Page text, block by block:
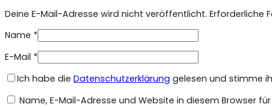
Deine E-Mail-Adresse wird nicht veröffentlicht. Erforderliche
Name *
E-Mail *
Ich habe die Datenschutzerklärung gelesen und stimme
Name, E-Mail-Adresse und Website in diesem Browser